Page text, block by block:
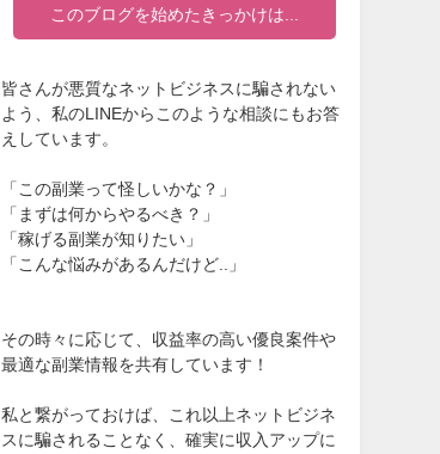
このブログを始めたきっかけは...
皆さんが悪質なネットビジネスに騙されない
よう、私のLINEからこのような相談にもお答
えしています。
「この副業って怪しいかな？」
「まずは何からやるべき？」
「稼げる副業が知りたい」
「こんな悩みがあるんだけど..」
その時々に応じて、収益率の高い優良案件や
最適な副業情報を共有しています！
私と繋がっておけば、これ以上ネットビジネ
スに騙されることなく、確実に収入アップに